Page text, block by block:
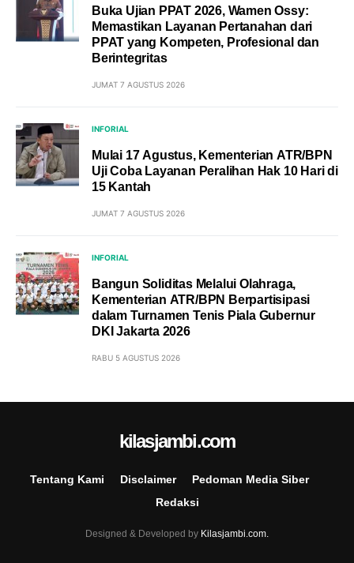
Buka Ujian PPAT 2026, Wamen Ossy:
Memastikan Layanan Pertanahan dari
PPAT yang Kompeten, Profesional dan
Berintegritas
JUMAT 7 AGUSTUS 2026
INFORIAL
Mulai 17 Agustus, Kementerian ATR/BPN
Uji Coba Layanan Peralihan Hak 10 Hari di
15 Kantah
JUMAT 7 AGUSTUS 2026
INFORIAL
Bangun Soliditas Melalui Olahraga,
Kementerian ATR/BPN Berpartisipasi
dalam Turnamen Tenis Piala Gubernur
DKI Jakarta 2026
RABU 5 AGUSTUS 2026
kilasjambi.com
Tentang Kami Disclaimer
Pedoman Media Siber
Redaksi
Designed & Developed by Kilasjambi.com.